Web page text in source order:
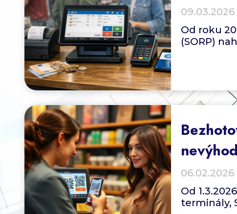
09.03.2026
Od roku
(SORP)
06.02.2026
Od
terminály,